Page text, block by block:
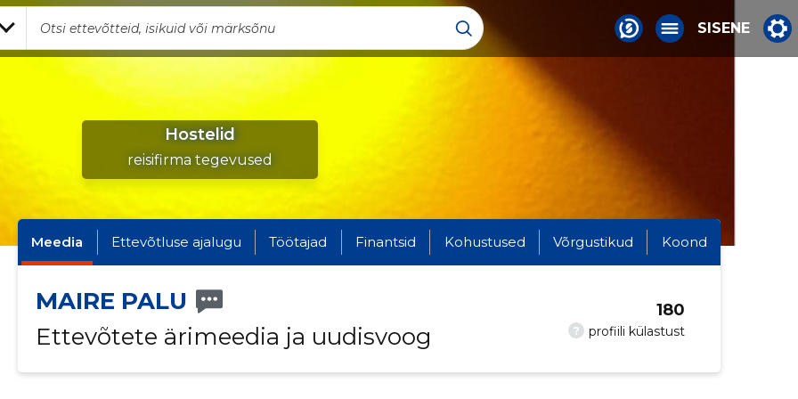
SISENE
Hostelid
reisifirma tegevused
Meedia Ettevõtluse ajalugu Töötajad Finantsid Kohustused Võrgustikud Koond
MAIRE PALU
Ettevõtete ärimeedia ja uudisvoog
? profiili külastust
180